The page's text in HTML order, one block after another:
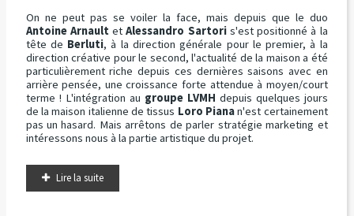
On ne peut pas se voiler la face, mais depuis que le duo
Antoine ArnaultetAlessandro Sartoris'est positionné à la
tête de Berluti, à la direction générale pour le premier, à la
direction créative pour le second, l'actualité de la maison a été
particulièrement riche depuis ces dernières saisons avec en
arrière pensée, une croissance forte attendue à moyen/court
terme ! L'intégration au groupe LVMH depuis quelques jours
de la maison italienne de tissus Loro Pianan'est certainement
pas un hasard. Mais arrêtons de parler stratégie marketing et
intéressons nous à la partie artistique du projet.
Lire la suite